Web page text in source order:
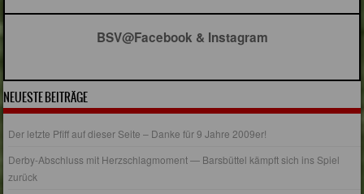
BSV@Facebook & Instagram
NEUESTE BEITRÄGE
Der letzte Pfiff auf dieser Seite – Danke für 9 Jahre 2009er!
Derby-Abschluss mit Herzschlagmoment — Barsbüttel kämpft sich ins Spiel
zurück